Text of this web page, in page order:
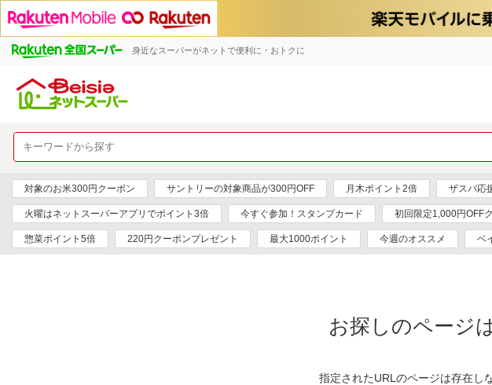
身近なスーパーがネットで便利に・おトクに
対象のお米300円クーポン サントリーの対象商品が300円OFF 月木ポイント2倍 ザスパ応
火曜はネットスーパーアプリでポイント3倍 今すぐ参加！スタンプカード 初回限定1,000円OFF
惣菜ポイント5倍 220円クーポンプレゼント 最大1000ポイント 今週のオススメ ベ
お探しのページ
指定されたURLのページは存在し